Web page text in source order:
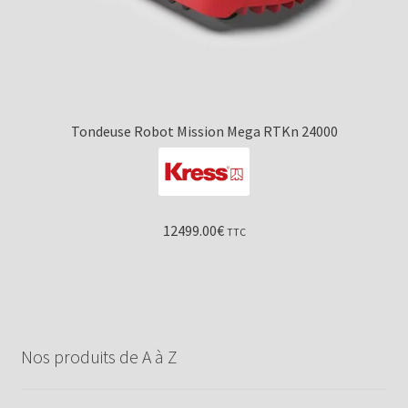
Tondeuse Robot Mission Mega RTKn 24000
12499.00€ TTC
Nos produits de A à Z